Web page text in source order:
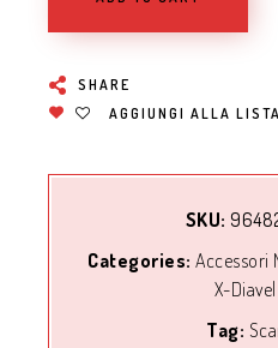
SHARE
AGGIUNGI ALLA
SKU:
Categories: Accessori
X-
Tag: